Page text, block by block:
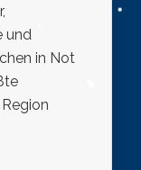
und
in Not